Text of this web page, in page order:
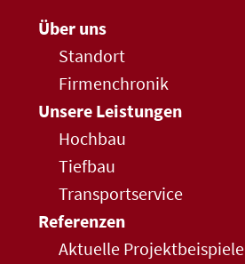
Über uns
Standort
Firmenchronik
Unsere Leistungen
Hochbau
Tiefbau
Transportservice
Referenzen
Aktuelle Projektbeispiele